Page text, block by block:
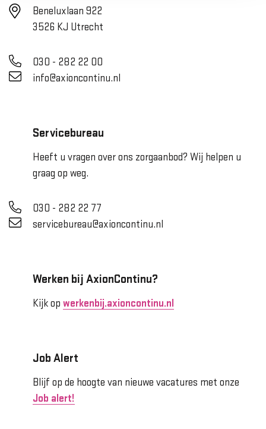
Beneluxlaan 922
3526 KJ Utrecht
030 - 282 22 00
info@axioncontinu.nl
Servicebureau
Heeft u vragen over ons zorgaanbod? Wij helpen u
graag op weg.
030 - 282 22 77
servicebureau@axioncontinu.nl
Werken bij AxionContinu?
Kijk op werkenbij.axioncontinu.nl
Job Alert
Blijf op de hoogte van nieuwe vacatures met onze
Job alert!